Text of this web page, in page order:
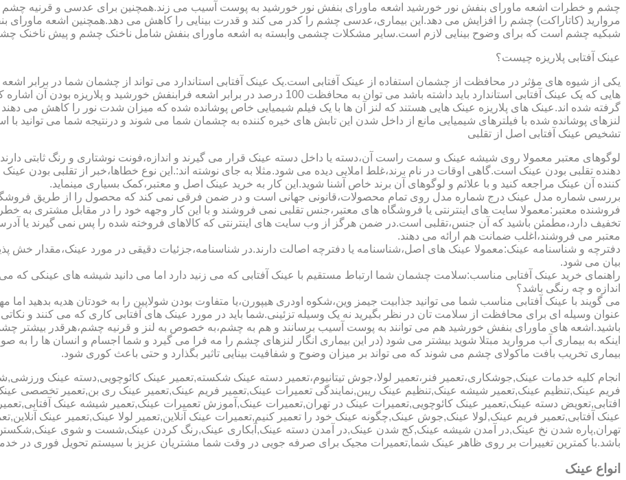
مروارید (کاتاراکت) چشم را افزایش می دهد.این بیماری،عدسی چشم را کدر می کند و قدرت بینایی را کاهش می دهد.همچنین اشعه ماورای
شبکیه چشم است که برای وضوح بینایی لازم است.سایر مشکلات چشمی وابسته به اشعه ماورای بنفش شامل ناخنک چشم و پیش ناخنک
عینک آفتابی پلاریزه چیست؟
یکی از شیوه های مؤثر در محافظت از چشمان استفاده از عینک آفتابی است.یک عینک آفتابی استاندارد می تواند از چشمان شما در برابر
هایی که یک عینک آفتابی استاندارد باید داشته باشد می توان به محافظت 100 درصد در برابر اشعه
گرفته شده اند.عینک های پلاریزه عینک هایی هستند که لنز آن ها با یک فیلم شیمیایی خاص پوشانده شده که میزان شدت نور را کاهش می دهند
لنزهای پوشانده شده با فیلترهای شیمیایی مانع از داخل شدن این تابش های خیره کننده به چشمان شما می شوند و درنتیجه شما می توانید با
تشخیص عینک آفتابی اصل از تقلبی
لوگوهای معتبر معمولا روی شیشه عینک و سمت راست آن،دسته یا داخل دسته عینک قرار می گیرند و اندازه،فونت نوشتاری و رنگ ثابتی
دهنده تقلبی بودن عینک است.گاهی اوقات در نام برند،غلط املایی دیده می شود.مثلا به جای نوشته اند:.این نوع خطاها،خبر از تقلبی بودن
کننده آن عینک مراجعه کنید و با علائم و لوگوهای آن برند خاص آشنا شوید.این کار به خرید عینک اصل و معتبر،کمک بسیاری مینماید.
بررسی شماره مدل عینک درج شماره مدل روی تمام محصولات،قانونی جهانی است و در ضمن فرقی نمی کند که محصول را از طریق فروشگاه
فروشنده معتبر:معمولا سایت های اینترنتی یا فروشگاه های معتبر،جنس تقلبی نمی فروشند و با این کار وجهه خود را در مقابل مشتری به
تخفیف دارد،مطمئن باشید که آن جنس،تقلبی است.در ضمن هرگز از وب سایت های اینترنتی که کالاهای فروخته شده را پس نمی گیرند یا
معتبر می فروشند،اغلب ضمانت هم ارائه می دهند.
دفترچه و شناسنامه عینک:معمولا عینک های اصل،شناسنامه یا دفترچه اصالت دارند.در شناسنامه،جزئیات دقیقی در مورد عینک،مقدار خش
بیان می شود.
راهنمای خرید عینک آفتابی مناسب:سلامت چشمان شما ارتباط مستقیم با عینک آفتابی که می زنید دارد اما می دانید شیشه های عینکی که
اندازه و چه رنگی باشد؟
می گویند با عینک آفتابی مناسب شما می توانید جذابیت جیمز وین،شکوه اودری هیپورن،یا متفاوت بودن شولاپین را به خودتان هدیه بدهید اما
عنوان وسیله ای برای محافظت از سلامت تان در نظر بگیرید نه یک وسیله تزئینی.شما باید در مورد عینک های آفتابی کاری که می کنند و نکاتی
باشید.اشعه های ماورای بنفش خورشید هم می توانند به پوست آسیب برسانند و هم به چشم،به خصوص به لنز و قرنیه چشم،هرقدر بیشتر
اینکه به بیماری آب مروارید مبتلا شوید بیشتر می شود (در این بیماری انگار لنزهای چشم را مه فرا می گیرد و شما اجسام و انسان ها را
بیماری تخریب بافت ماکولای چشم می شوند که می تواند بر میزان وضوح و شفافیت بینایی تاثیر بگذارد و حتی باعث کوری شود.
انجام کلیه خدمات عینک,جوشکاری،تعمیر فنر،تعمیر لولا،جوش تیتانیوم،تعمیر دسته عینک شکسته,تعمیر عینک کائوچویی,دسته عینک
فریم عینک,تنظیم عینک,تعمیر شیشه عینک,تنظیم عینک ریبن,نمایندگی تعمیرات عینک,تعمیر فریم عینک,تعمیر عینک ری بن,تعمیر تخصصی
افتابی,تعویض دسته عینک,تعمیر عینک کائوچویی,تعمیرات عینک در تهران,تعمیرات عینک,آموزش تعمیرات عینک,تعمیر شیشه عینک
عینک آفتابی,تعمیر فریم عینک,لولا عینک,جوش عینک,چگونه عینک خود را تعمیر کنیم,تعمیرات عینک آنلاین,تعمیر لولا عینک,تعمیر عینک
تهران,پاره شدن نخ عینک,در آمدن شیشه عینک,کج شدن عینک,در آمدن دسته عینک,آبکاری عینک,رنگ کردن عینک,شست و شوی
باشد.با کمترین تغییرات بر روی ظاهر عینک شما,تعمیرات مجیک برای صرفه جویی در وقت شما مشتریان عزیز با سیستم تحویل فوری در
انواع عینک